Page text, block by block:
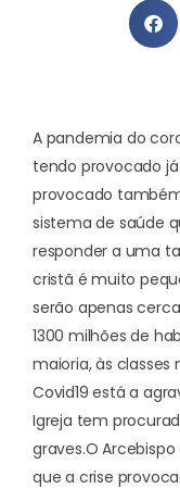
A pandemia do
tendo provocado
provocado
sistema de saúde
responder a uma
cristã é muito
serão apenas
1300 milhões de
maioria, às classes
Covid19 está a
Igreja tem
graves.O Arcebispo
que a crise